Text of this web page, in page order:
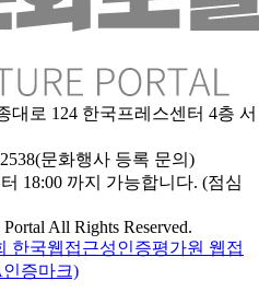
대로 124 한국프레스센터 4층 서
문화행사 등록 문의)
18:00 까지 가능합니다. (점심
All Rights Reserved.